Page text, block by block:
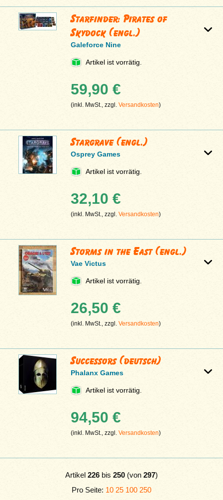
Starfinder: Pirates of
Skydock (engl.)
Galeforce Nine
Artikel ist vorrätig.
59,90 €
(inkl. MwSt., zzgl.Versandkosten)
Stargrave (engl.)
Osprey Games
Artikel ist vorrätig.
32,10 €
(inkl. MwSt., zzgl.Versandkosten)
Storms in the East (engl.)
Vae Victus
Artikel ist vorrätig.
26,50 €
(inkl. MwSt., zzgl.Versandkosten)
Successors (deutsch)
Phalanx Games
Artikel ist vorrätig.
94,50 €
(inkl. MwSt., zzgl.Versandkosten)
Artikel 226 bis 250 (von 297)
Pro Seite: 10 25 100 250